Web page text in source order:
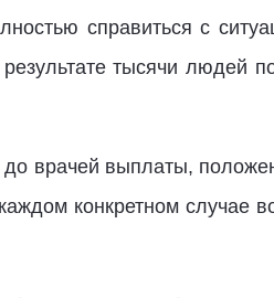
справиться с
тысячи людей
врачей выплаты,
конкретном